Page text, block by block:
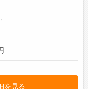
を見る